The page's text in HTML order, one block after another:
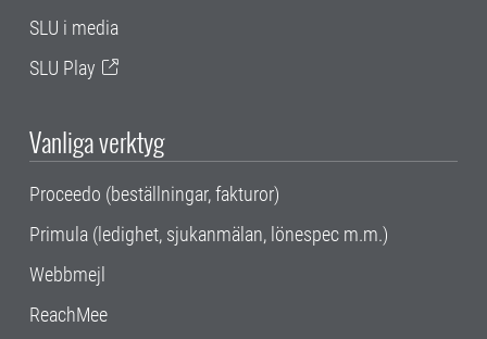
SLU i media
SLU Play
Vanliga verktyg
Proceedo (beställningar, fakturor)
Primula (ledighet, sjukanmälan, lönespec m.m.)
Webbmejl
ReachMee